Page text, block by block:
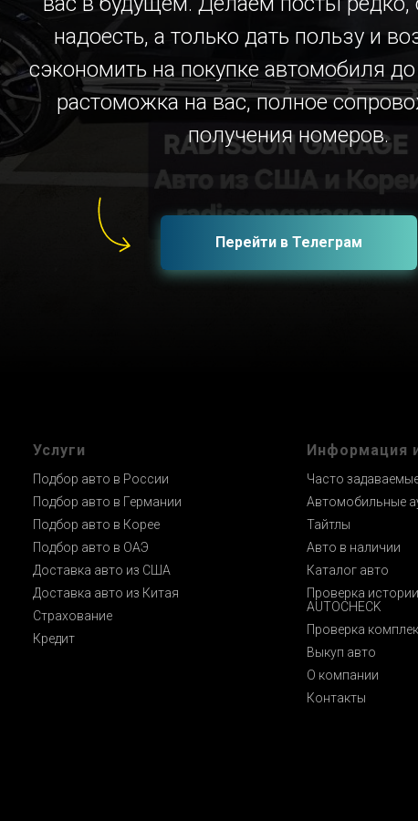
надоесть, а только дать пользу и
сэкономить на покупке автомобиля
растоможка на вас, полное
получения номеров.
Перейти в Телеграм
Услуги
Подбор авто в России
Подбор авто в Германии
Подбор авто в Корее
Подбор авто в ОАЭ
Доставка авто из США
Доставка авто из Китая
Страхование
Кредит
Информация
Часто
Автомобильные
Тайтлы
Авто в наличии
Каталог авто
Проверка истории
AUTOCHECK
Проверка
Выкуп авто
О компании
Контакты